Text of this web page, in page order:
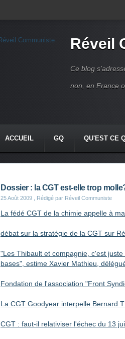
Réveil
Ce blog
non, en France
ACCUEIL GQ QU'EST CE
Dossier : la CGT est-elle trop
25 Août 2009 , Rédigé par Réveil Communiste
La fédé CGT de la chimie appelle à
débat sur la stratégie de la CGT sur
"Les Thibault et compagnie, c'est
bases", estime Xavier Mathieu,
Fondation de l'association "Front
La CGT Goodyear interpelle Bernard
CGT : faut-il relativiser l'échec du 13